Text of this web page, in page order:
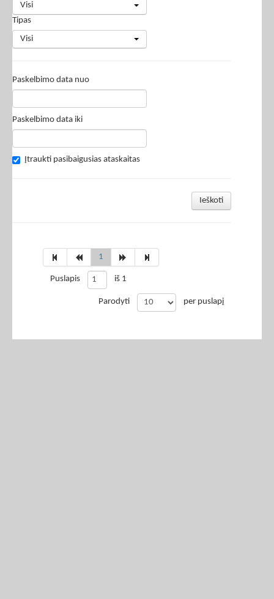
Visi
Tipas
Visi
Paskelbimo data nuo
Paskelbimo data iki
Įtraukti pasibaigusias ataskaitas
Ieškoti
1
Puslapis iš 1
Parodyti per puslapį